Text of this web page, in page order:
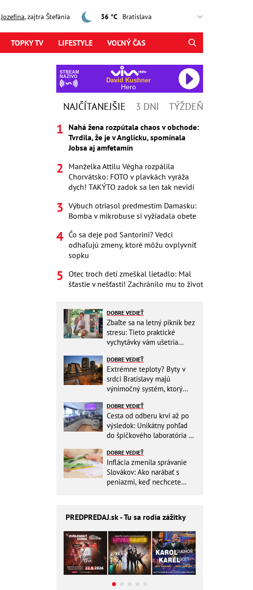
Jozefína, zajtra Štefánia 36 °C
TOPKY TV LIFESTYLE VOĽNÝ ČAS
STREAM
NAŽIVO
David Kushner
Hero
NAJČÍTANEJŠIE 3 DNI TÝŽDEŇ
Nahá žena rozpútala chaos v obchode:
Tvrdila, že je v Anglicku, spomínala
Jobsa aj amfetamín
Manželka Attilu Végha rozpálila
Chorvátsko: FOTO v plavkách vyráža
dych! TAKÝTO zadok sa len tak nevidí
Výbuch otriasol predmestím Damasku:
Bomba v mikrobuse si vyžiadala obete
Čo sa deje pod Santorini? Vedci
odhaľujú zmeny, ktoré môžu ovplyvniť
sopku
Otec troch detí zmeškal lietadlo: Mal
šťastie v nešťastí! Zachránilo mu to život
DOBRE VEDIEŤ
Zbaľte sa na letný piknik bez
stresu: Tieto praktické
vychytávky vám ušetria
DOBRE VEDIEŤ
Extrémne teploty? Byty v
srdci Bratislavy majú
výnimočný systém, ktorý
DOBRE VEDIEŤ
Cesta od odberu krvi až po
výsledok: Unikátny pohľad
do špičkového laboratória na
DOBRE VEDIEŤ
Inflácia zmenila správanie
Slovákov: Ako narábať s
peniazmi, keď nechcete
PREDPREDAJ.sk - Tu sa rodia zážitky